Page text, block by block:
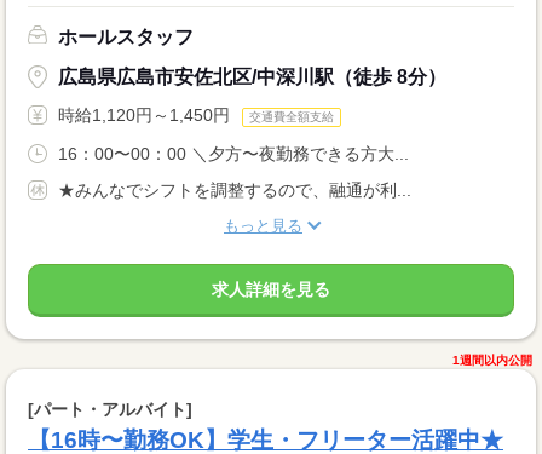
ホールスタッフ
広島県広島市安佐北区/中深川駅（徒歩 8分）
時給1,120円～1,450円 交通費全額支給
16：00〜00：00 ＼夕方〜夜勤務できる方大...
★みんなでシフトを調整するので、融通が利...
もっと見る
求人詳細を見る
1週間以内公開
[パート・アルバイト]
【16時〜勤務OK】学生・フリーター活躍中★